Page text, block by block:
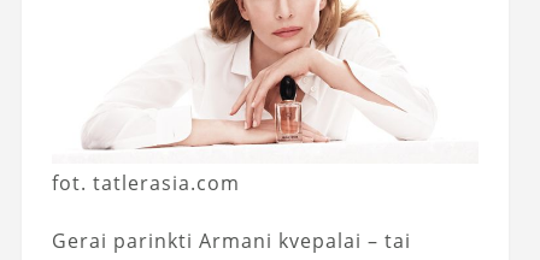
fot. tatlerasia.com
Gerai parinkti Armani kvepalai – tai